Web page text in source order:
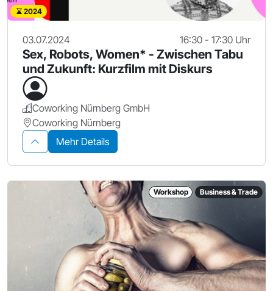
2024
03.07.2024 16:30 - 17:30 Uhr
Sex, Robots, Women* - Zwischen Tabu
und Zukunft: Kurzfilm mit Diskurs
Coworking Nürnberg GmbH
Coworking Nürnberg
Mehr Details
Workshop Business & Trade